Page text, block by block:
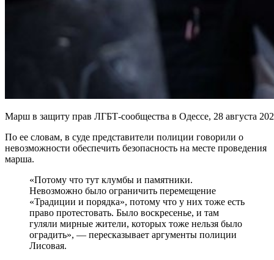
Марш в защиту прав ЛГБТ-сообщества в Одессе, 28 августа
По ее словам, в суде представители полиции говорили о
невозможности обеспечить безопасность на месте проведения
марша.
«Потому что тут клумбы и памятники.
Невозможно было ограничить перемещение
«Традиции и порядка», потому что у них тоже есть
право протестовать. Было воскресенье, и там
гуляли мирные жители, которых тоже нельзя было
оградить», — пересказывает аргументы полиции
Лисовая.